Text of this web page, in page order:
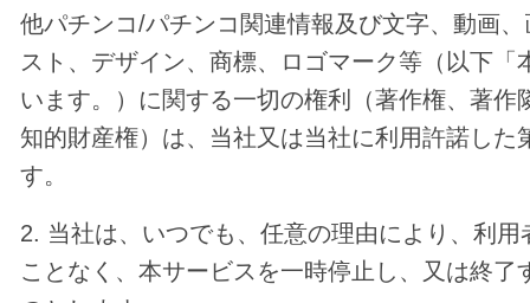
他パチンコ/パチンコ関連情報及び文字、動画
スト、デザイン、商標、ロゴマーク等（以下「
います。）に関する一切の権利（著作権、著作
知的財産権）は、当社又は当社に利用許諾した
す。
2. 当社は、いつでも、任意の理由により、利
ことなく、本サービスを一時停止し、又は終了